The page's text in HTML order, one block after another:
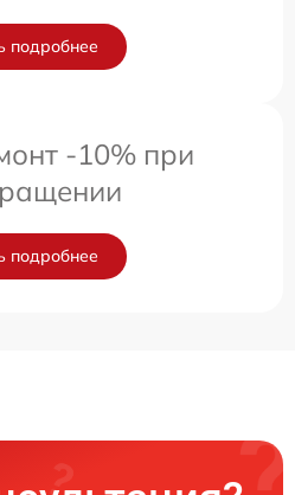
подробнее
-10% при
подробнее